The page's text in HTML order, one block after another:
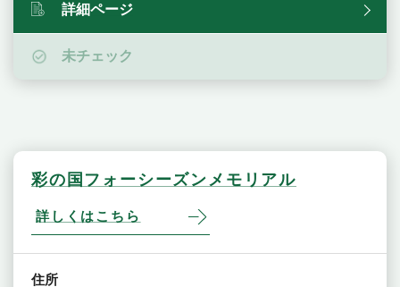
詳細ページ
未チェック
彩の国フォーシーズンメモリアル
詳しくはこちら
住所